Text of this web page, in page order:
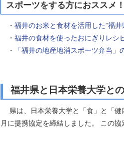
スポーツをする方におススメ！
・ 福井のお米と食材を活用した”福
・ 福井の食材を使ったおにぎりレシ
・
「福井の地産地消スポーツ弁当」
福井県と日本栄養大学と
県は、日本栄養大学と「食」と「健
月に提携協定を締結しました。 この